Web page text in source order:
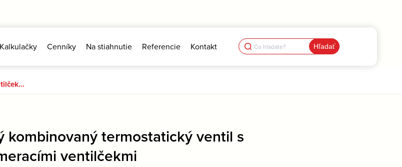
Kalkulačky Cenníky Na stiahnutie Referencie Kontakt Search
for:
kombinovaný termostatický ventil s
ventilčekmi